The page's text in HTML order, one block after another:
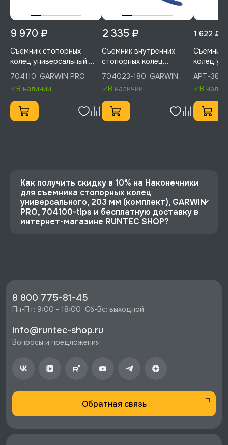
9 970 ₽
Съемник стопорных
колец универсальный,
406 мм, GARWIN PRO,
704110
704110, GARWIN PRO
В наличии
2 335 ₽
Съемник внутренних
стопорных колец
усиленный, прямой, 180
мм, GARWIN INDUSTRIAL,
704023-180
704023-180, GARWIN
INDUSTRIAL
В наличии
1 622 ₽
Съемник
колец
разжим,
Licota,
APT-
В
Как получить скидку в 10% на Наконечники
для съемника стопорных колец
универсального, 203 мм (комплект), GARWIN
PRO, 704100-tips и бесплатную доставку в
интернет-магазине RUNTEC SHOP?
GARWIN PRO, 704100-tips со скидкой - 807
руб.
Петербурге и по РФ, если она меньше 10%
стоимости заказа.
экспертная поддержка.
8 800 775-81-45
Пн-Пт: 9:00 - 18:00  Сб-Вс: выходной
info@runtec-shop.ru
Вопросы и предложения
Обратная связь